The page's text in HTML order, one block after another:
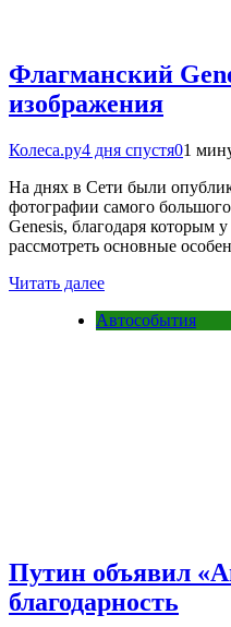
Флагманский
изображения
Колеса.ру4 дня спустя01
На днях в Сети были
фотографии самого
Genesis, благодаря которым
рассмотреть основные
Читать далее
Автособытия
Путин объявил
благодарность